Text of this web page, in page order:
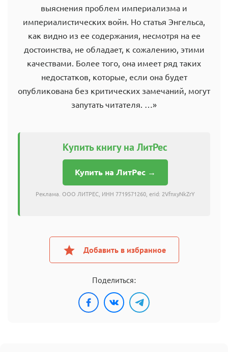
выяснения проблем империализма и
империалистических войн. Но статья Энгельса,
как видно из ее содержания, несмотря на ее
достоинства, не обладает, к сожалению, этими
качествами. Более того, она имеет ряд таких
недостатков, которые, если она будет
опубликована без критических замечаний, могут
запутать читателя. …»
Купить книгу на ЛитРес
Купить на ЛитРес →
Реклама. ООО ЛИТРЕС, ИНН 7719571260, erid: 2VfnxyNkZrY
Добавить в избранное
Поделиться: